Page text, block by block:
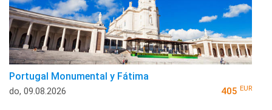
Portugal Monumental y Fátima
do, 09.08.2026 405 EUR